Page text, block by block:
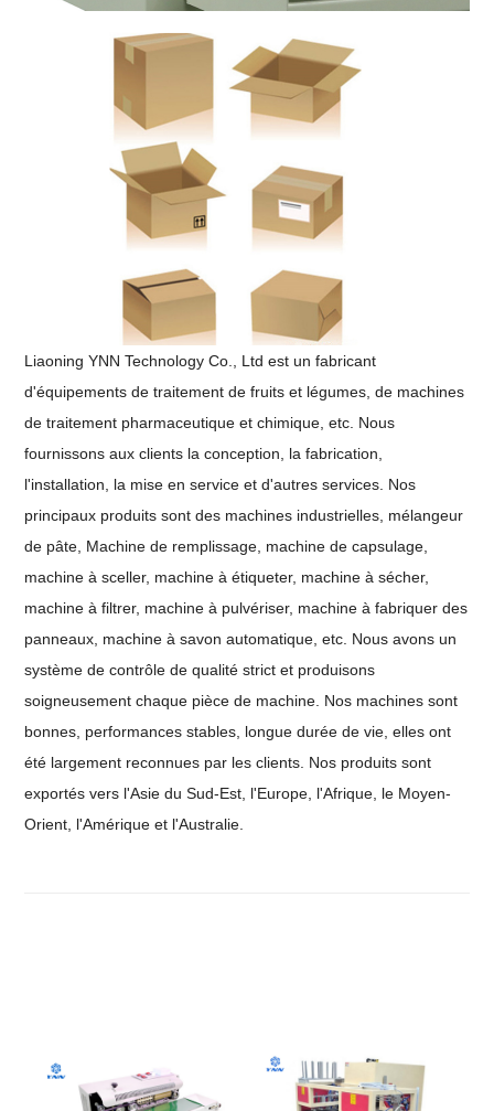
Liaoning YNN Technology Co., Ltd est un fabricant
d'équipements de traitement de fruits et légumes, de machines
de traitement pharmaceutique et chimique, etc. Nous
fournissons aux clients la conception, la fabrication,
l'installation, la mise en service et d'autres services. Nos
principaux produits sont des machines industrielles, mélangeur
de pâte, Machine de remplissage machine de capsulage,
machine à sceller, machine à étiqueter, machine à sécher,
machine à filtrer, machine à pulvériser, machine à fabriquer des
panneaux, machine à savon automatique , etc. Nous avons un
système de contrôle de qualité strict et produisons
soigneusement chaque pièce de machine. Nos machines sont
bonnes, performances stables, longue durée de vie, elles ont
été largement reconnues par les clients. Nos produits sont
exportés vers l'Asie du Sud-Est, l'Europe, l'Afrique, le Moyen-
Orient, l'Amérique et l'Australie.